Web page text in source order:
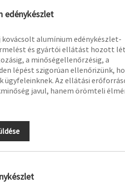
edénykészlet
kovácsolt alumínium edénykészlet-
és gyártói ellátást hozott
a minőségellenőrzésig, a
lépést szigorúan ellenőrizünk,
Az ellátási
javul, hanem örömteli